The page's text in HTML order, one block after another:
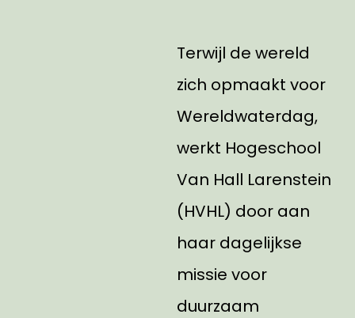
Terwijl de wereld
zich opmaakt voor
Wereldwaterdag,
werkt Hogeschool
Van Hall Larenstein
(HVHL) door aan
haar dagelijkse
missie voor
duurzaam